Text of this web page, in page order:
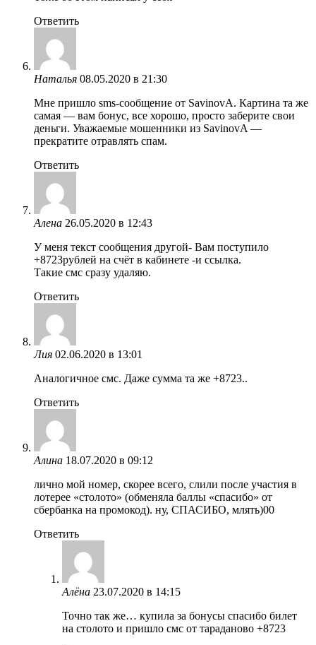
Ответить
Наталья 08.05.2020 в 21:30
Мне пришло sms-сообщение от SavinovA. Картина та же
самая — вам бонус, все хорошо, просто заберите свои
деньги. Уважаемые мошенники из SavinovA —
прекратите отравлять спам.
Ответить
Алена 26.05.2020 в 12:43
У меня текст сообщения другой- Вам поступило
+8723рублей на счёт в кабинете -и ссылка.
Такие смс сразу удаляю.
Ответить
Лия 02.06.2020 в 13:01
Аналогичное смс. Даже сумма та же +8723..
Ответить
Алина 18.07.2020 в 09:12
лично мой номер, скорее всего, слили после участия в
лотерее «столото» (обменяла баллы «спасибо» от
сбербанка на промокод). ну, СПАСИБО, млять)00
Ответить
Алёна 23.07.2020 в 14:15
Точно так же… купила за бонусы спасибо билет
на столото и пришло смс от тараданово +8723